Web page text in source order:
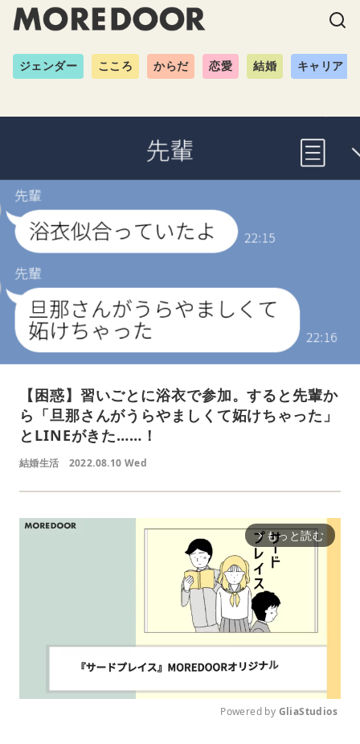
ジェンダー こころ からだ 恋愛 結婚 キャリア
【困惑】習いごとに浴衣で参加。すると先輩か
ら「旦那さんがうらやましくて妬けちゃった」
とLINEがきた……！
結婚生活 2022.08.10 Wed
arrow_forward_ios もっと読む
Powered by GliaStudios